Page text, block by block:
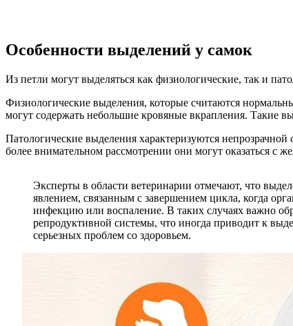
Особенности выделений у самок
Из петли могут выделяться как физиологические, так и
Физиологические выделения, которые считаются
могут содержать небольшие кровяные вкрапления. Такие
Патологические выделения характеризуются
более внимательном рассмотрении они могут оказаться с
Эксперты в области ветеринарии отмечают, что
явлением, связанным с завершением цикла, когда
инфекцию или воспаление. В таких случаях важно
репродуктивной системы, что иногда приводит к
серьезных проблем со здоровьем.